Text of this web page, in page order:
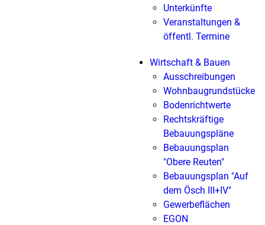
Unterkünfte
Veranstaltungen &
öffentl. Termine
Wirtschaft & Bauen
Ausschreibungen
Wohnbaugrundstücke
Bodenrichtwerte
Rechtskräftige
Bebauungspläne
Bebauungsplan
"Obere Reuten"
Bebauungsplan "Auf
dem Ösch III+IV"
Gewerbeflächen
EGON